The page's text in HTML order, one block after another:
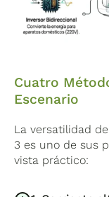
ciclos antes
con las
más de 40
capacidad
Cuatro
Escenario
La versatilidad
3 es uno de sus
vista práctico: